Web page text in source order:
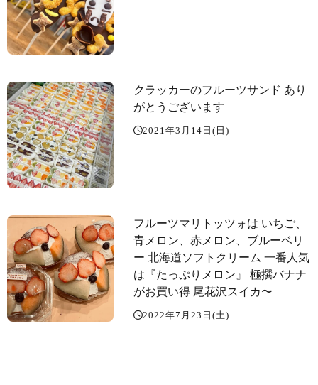
クラッカーのフルーツサンド あり
がとうございます
2021年3月14日(日)
フルーツマリトッツォは いちご、
青メロン、赤メロン、ブルーベリ
ー 北海道ソフトクリーム 一番人気
は『たっぷりメロン』 極撰バナナ
がお買い得 尾花沢スイカ〜️
2022年7月23日(土)